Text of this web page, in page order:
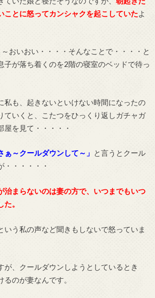
ことに怒ってカンシャクを起こしていたよ
おいおい・・・・そんなことで・・・・と
子が落ち着くのを2階の寝室のベッドで待っ
私も、起きないといけない時間になったの
ていくと、こたつをひっくり返しガチャガ
屋を見て・・・・・
ぁ～クールダウンして～」 と言うとクール
・・・・・・
治まらないのは妻の方で、いつまでもいつ
。
いう私の声など聞きもしないで怒っていま
が、クールダウンしようとしているとき
のが妻なんです。